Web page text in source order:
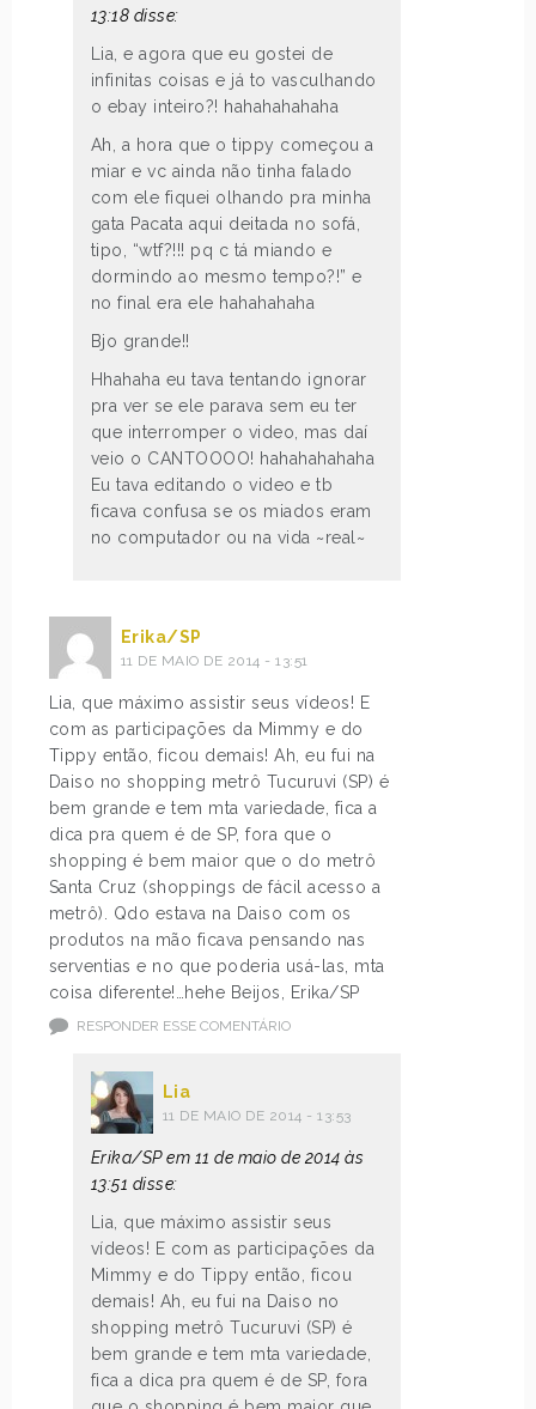
13:18 disse:
Lia, e agora que eu gostei de
infinitas coisas e já to vasculhando
o ebay inteiro?! hahahahahaha
Ah, a hora que o tippy começou a
miar e vc ainda não tinha falado
com ele fiquei olhando pra minha
gata Pacata aqui deitada no sofá,
tipo, “wtf?!!! pq c tá miando e
dormindo ao mesmo tempo?!” e
no final era ele hahahahaha
Bjo grande!!
Hhahaha eu tava tentando ignorar
pra ver se ele parava sem eu ter
que interromper o video, mas daí
veio o CANTOOOO! hahahahahaha
Eu tava editando o video e tb
ficava confusa se os miados eram
no computador ou na vida ~real~
Erika/SP
11 DE MAIO DE 2014 - 13:51
Lia, que máximo assistir seus vídeos! E
com as participações da Mimmy e do
Tippy então, ficou demais! Ah, eu fui na
Daiso no shopping metrô Tucuruvi (SP) é
bem grande e tem mta variedade, fica a
dica pra quem é de SP, fora que o
shopping é bem maior que o do metrô
Santa Cruz (shoppings de fácil acesso a
metrô). Qdo estava na Daiso com os
produtos na mão ficava pensando nas
serventias e no que poderia usá-las, mta
coisa diferente!…hehe Beijos, Erika/SP
RESPONDER ESSE COMENTÁRIO
Lia
11 DE MAIO DE 2014 - 13:53
Erika/SP em 11 de maio de 2014 às
13:51 disse:
Lia, que máximo assistir seus
vídeos! E com as participações da
Mimmy e do Tippy então, ficou
demais! Ah, eu fui na Daiso no
shopping metrô Tucuruvi (SP) é
bem grande e tem mta variedade,
fica a dica pra quem é de SP, fora